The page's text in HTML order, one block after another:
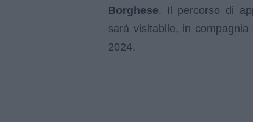
Borghese. Il percorso di
sarà visitabile, in
2024.